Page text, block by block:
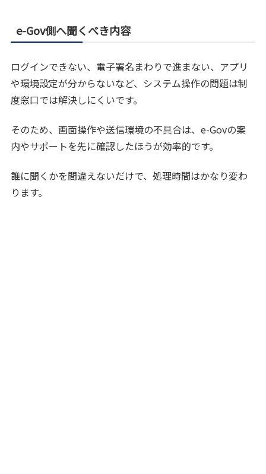
e-Gov側へ聞くべき内容
ログインできない、電子署名まわりで進まない、アプリ
や環境設定が分からないなど、システム操作の問題は制
度窓口では解決しにくいです。
そのため、画面操作や送信環境の不具合は、e-Govの案
内やサポートを先に確認したほうが効率的です。
誰に聞くかを間違えないだけで、処理時間はかなり変わ
ります。